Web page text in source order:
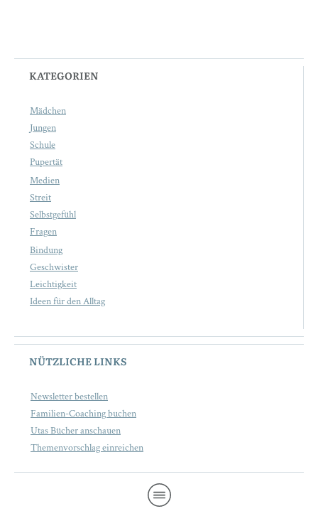
KATEGORIEN
Mädchen
Jungen
Schule
Pupertät
Medien
Streit
Selbstgefühl
Fragen
Bindung
Geschwister
Leichtigkeit
Ideen für den Alltag
NÜTZLICHE LINKS
Newsletter bestellen
Familien-Coaching buchen
Utas Bücher anschauen
Themenvorschlag einreichen